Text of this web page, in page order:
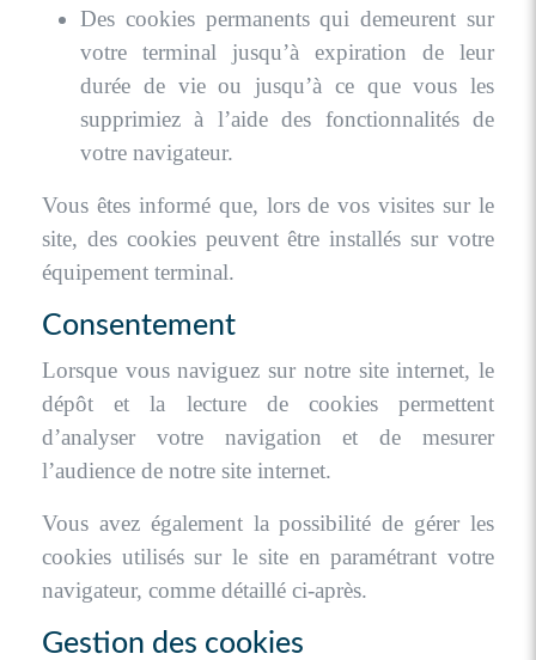
Des cookies permanents qui demeurent sur
votre terminal jusqu’à expiration de leur
durée de vie ou jusqu’à ce que vous les
supprimiez à l’aide des fonctionnalités de
votre navigateur.
Vous êtes informé que, lors de vos visites sur le
site, des cookies peuvent être installés sur votre
équipement terminal.
Consentement
Lorsque vous naviguez sur notre site internet, le
dépôt et la lecture de cookies permettent
d’analyser votre navigation et de mesurer
l’audience de notre site internet.
Vous avez également la possibilité de gérer les
cookies utilisés sur le site en paramétrant votre
navigateur, comme détaillé ci-après.
Gestion des cookies